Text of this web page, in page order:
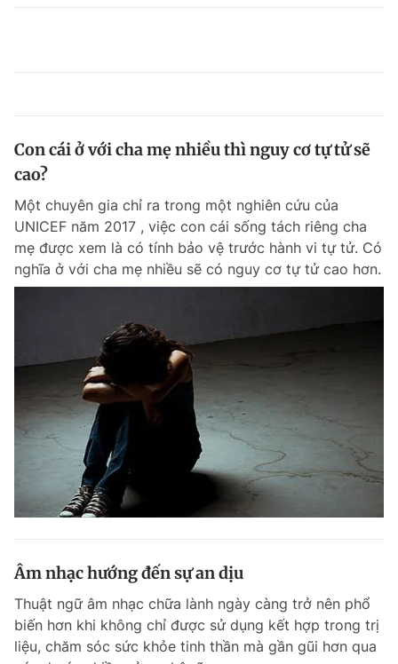
Con cái ở với cha mẹ nhiều thì nguy cơ tự tử sẽ
cao?
Một chuyên gia chỉ ra trong một nghiên cứu của
UNICEF năm 2017 , việc con cái sống tách riêng cha
mẹ được xem là có tính bảo vệ trước hành vi tự tử. Có
nghĩa ở với cha mẹ nhiều sẽ có nguy cơ tự tử cao hơn.
Âm nhạc hướng đến sự an dịu
Thuật ngữ âm nhạc chữa lành ngày càng trở nên phổ
biến hơn khi không chỉ được sử dụng kết hợp trong trị
liệu, chăm sóc sức khỏe tinh thần mà gần gũi hơn qua